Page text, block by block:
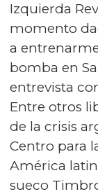
Izquierda
momento
a
bomba en
entrevista
Entre otros
de la crisis
Centro para
América
sueco